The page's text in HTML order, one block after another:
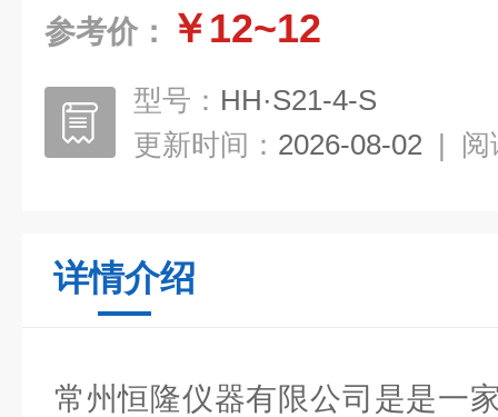
参考价： ￥12~12
型号： HH·S21-4-S
更新时间： 2026-08-02 | 阅
详情介绍
常州恒隆仪器有限公司是是一